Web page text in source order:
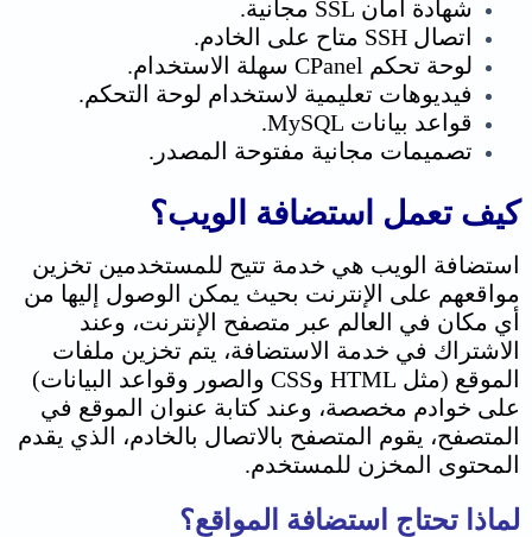
شهادة أمان SSL مجانية.
اتصال SSH متاح على الخادم.
لوحة تحكم CPanel سهلة الاستخدام.
فيديوهات تعليمية لاستخدام لوحة التحكم.
قواعد بيانات MySQL.
تصميمات مجانية مفتوحة المصدر.
كيف تعمل استضافة الويب؟
استضافة الويب هي خدمة تتيح للمستخدمين تخزين
مواقعهم على الإنترنت بحيث يمكن الوصول إليها من
أي مكان في العالم عبر متصفح الإنترنت، وعند
الاشتراك في خدمة الاستضافة، يتم تخزين ملفات
الموقع (مثل HTML وCSS والصور وقواعد البيانات)
على خوادم مخصصة، وعند كتابة عنوان الموقع في
المتصفح، يقوم المتصفح بالاتصال بالخادم، الذي يقدم
المحتوى المخزن للمستخدم.
لماذا تحتاج استضافة المواقع؟